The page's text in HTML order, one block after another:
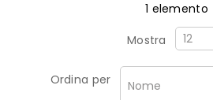
1 elemento
Mostra
Ordina per